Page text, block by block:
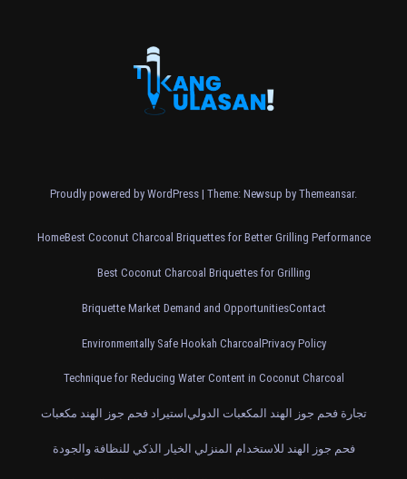
Proudly powered by WordPress | Theme: Newsup by Themeansar.
HomeBest Coconut Charcoal Briquettes for Better Grilling Performance
Best Coconut Charcoal Briquettes for Grilling
Briquette Market Demand and OpportunitiesContact
Environmentally Safe Hookah CharcoalPrivacy Policy
Technique for Reducing Water Content in Coconut Charcoal
استيراد فحم جوز الهند مكعبات تجارة فحم جوز الهند المكعبات الدولي
فحم جوز الهند للاستخدام المنزلي الخيار الذكي للنظافة والجودة